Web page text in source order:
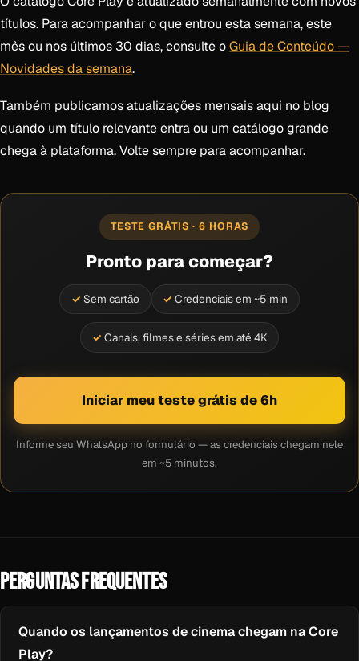
títulos. Para acompanhar o que entrou esta semana, este
mês ou nos últimos 30 dias, consulte oGuia de Conteúdo —
Novidades da semana.
Também publicamos atualizações mensais aqui no blog
quando um título relevante entra ou um catálogo grande
chega à plataforma. Volte sempre para acompanhar.
TESTE GRÁTIS · 6 HORAS
Pronto para começar?
Sem cartão Credenciais em ~5 min
Canais, filmes e séries em até 4K
Iniciar meu teste grátis de 6h
Informe seu WhatsApp no formulário — as credenciais chegam nele
em ~5 minutos.
PERGUNTAS FREQUENTES
Quando os lançamentos de cinema chegam na Core
Play?